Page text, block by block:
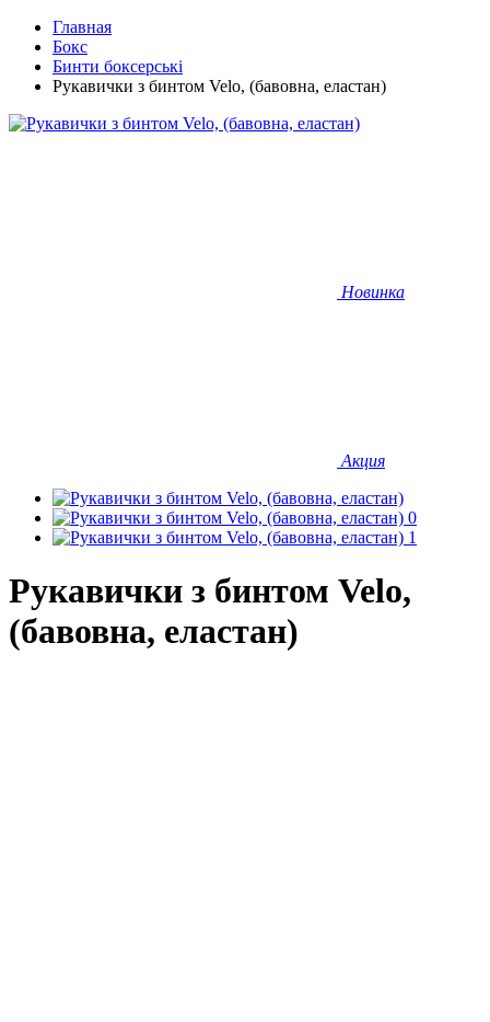
Главная
Бокс
Бинти боксерські
Рукавички з бинтом Velo, (бавовна, еластан)
Новинка
Акция
Рукавички з бинтом Velo,
(бавовна, еластан)